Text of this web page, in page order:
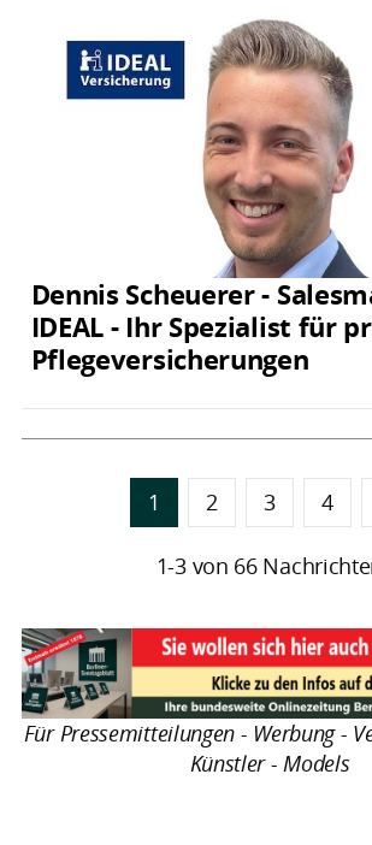
Dennis Scheuerer -
IDEAL - Ihr Spezialist für
Pflegeversicherungen
1 2 3 4
1-3 von 66
Für Pressemitteilungen - Werbung -
Künstler - Models